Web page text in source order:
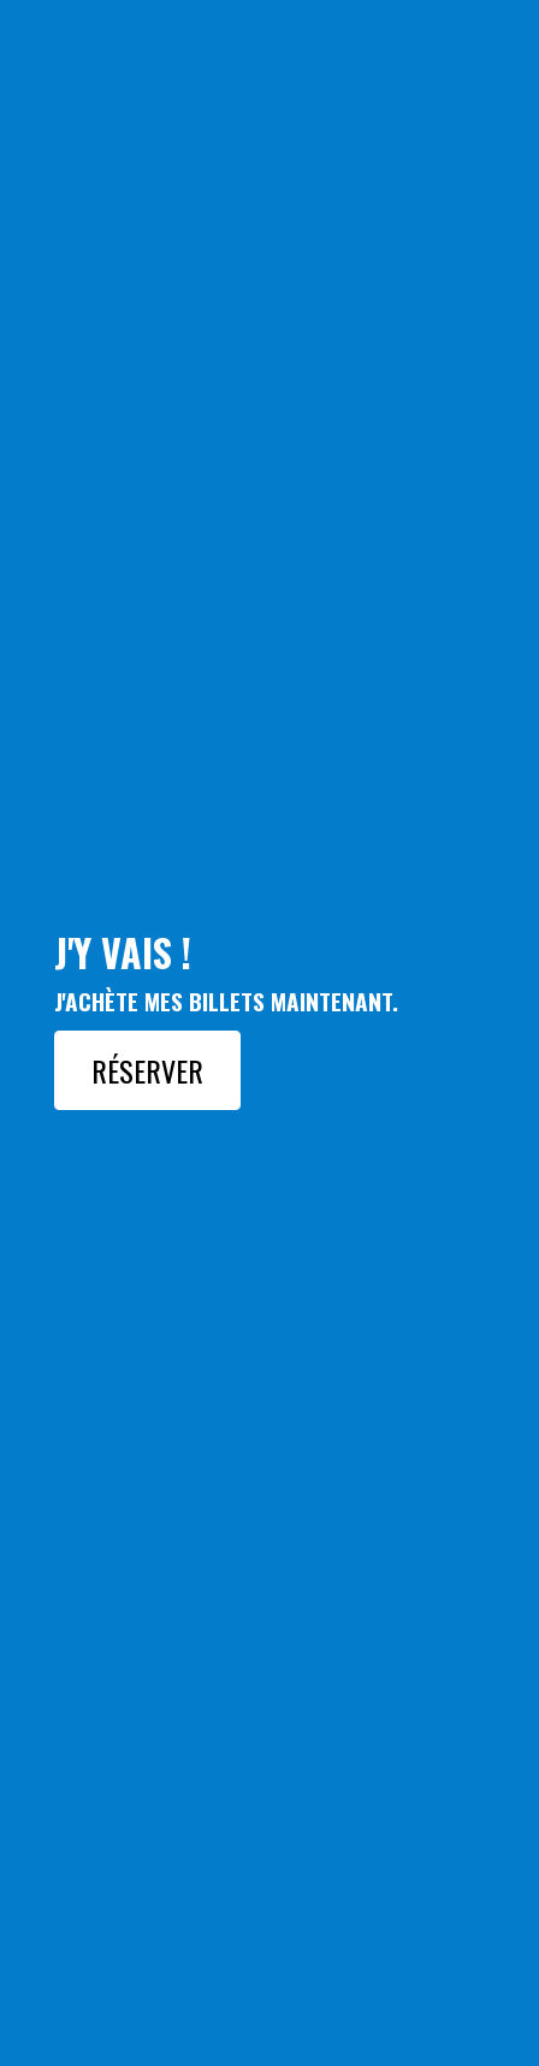
J'Y VAIS !
J'ACHÈTE MES BILLETS MAINTENANT.
RÉSERVER